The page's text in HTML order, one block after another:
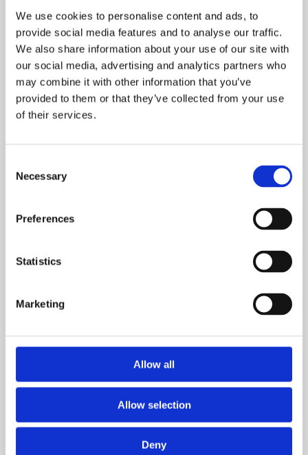
We use cookies to personalise content and ads, to
provide social media features and to analyse our traffic.
We also share information about your use of our site with
our social media, advertising and analytics partners who
may combine it with other information that you’ve
provided to them or that they’ve collected from your use
of their services.
Selection
Necessary
Preferences
Statistics
Marketing
Allow all
Allow selection
Deny
indeholder 4 jordspyd og justerbare remme, der giver stabil
fastgørelse i blød eller hård jord. Med korrekt forankring
mindskes risikoen for, at trampolinen blæser væk eller
forårsager skader på omgivelserne. Produktet er designet til
udendørs brug og tilbyder en enkel, pålidelig løsning til ekstra
tryghed.
Fordele og egenskaber
Justerbare remme
rust og slid.
Hurtig installation uden behov for avanceret værktøj.
ved storm.
Designet til at fungere med mange BERG-modeller med
Hvorfor vælge Berg Forankringssæt til